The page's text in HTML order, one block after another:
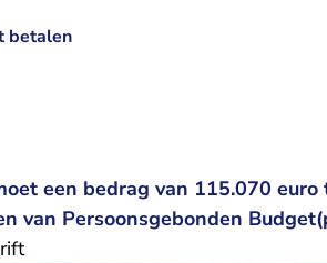
betalen
een bedrag van 115.070
van Persoonsgebonden